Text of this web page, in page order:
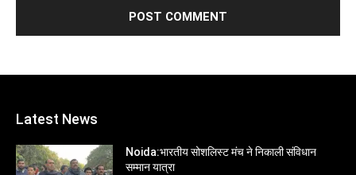
Latest News
Noida:भारतीय सोशलिस्ट मंच ने निकाली संविधान
सम्मान यात्रा